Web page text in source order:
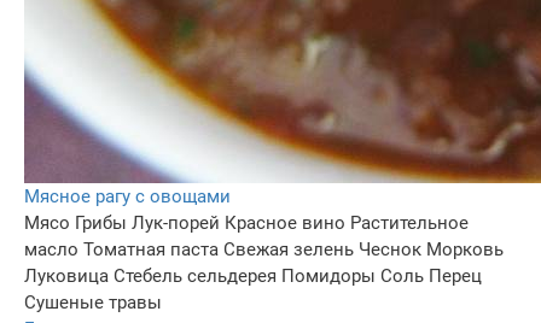
Мясное рагу с овощами
Мясо Грибы Лук-порей Красное вино Растительное
масло Томатная паста Свежая зелень Чеснок Морковь
Луковица Стебель сельдерея Помидоры Соль Перец
Сушеные травы